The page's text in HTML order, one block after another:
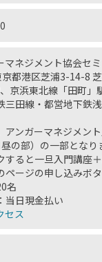
マネジメント協会セ
都港区芝浦3-14-8
京浜東北線「田町
三田線・都営地下鉄
ンガーマネジメン
の部）の一部とな
すると一旦入門講座
ページの申し込みボ
名
当日現金払い
セス